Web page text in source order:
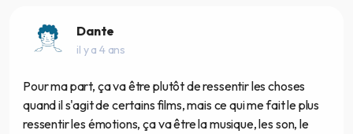
Dante
il y a 4 ans
Pour ma part, ça va être plutôt de ressentir les choses
quand il s'agit de certains films, mais ce qui me fait le plus
ressentir les émotions, ça va être la musique, les son, le